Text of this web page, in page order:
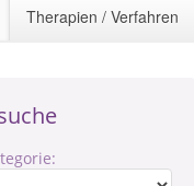
Therapien / Verfahren